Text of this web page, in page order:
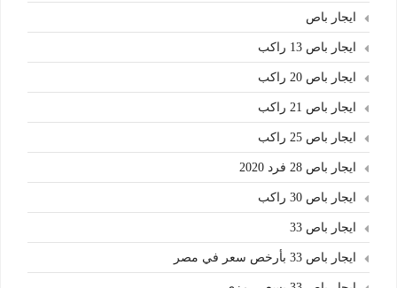
ايجار باص
ايجار باص 13 راكب
ايجار باص 20 راكب
ايجار باص 21 راكب
ايجار باص 25 راكب
ايجار باص 28 فرد 2020
ايجار باص 30 راكب
ايجار باص 33
ايجار باص 33 بأرخص سعر في مصر